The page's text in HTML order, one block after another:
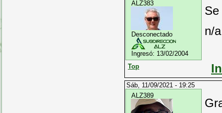
ALZ383
Desconectado
Ingresó: 13/02/2004
n/a
Top
Sáb, 11/09/2021 - 19:25
ALZ389